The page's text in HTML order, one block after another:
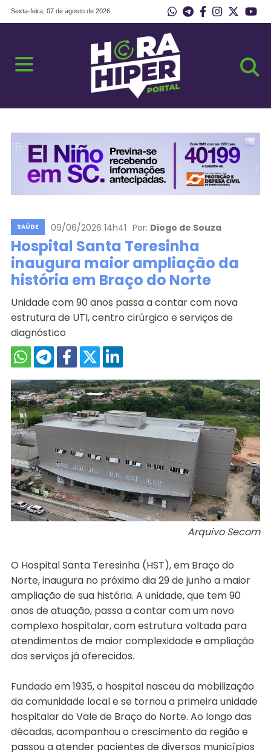
Sexta-feira, 07 de agosto de 2026
SAÚDE 09/06/2026 14h41 Por: Diogo de Souza
Hospital Santa Teresinha
inaugura maior ampliação da
história em Braço do Norte
Unidade com 90 anos passa a contar com nova
estrutura de UTI, centro cirúrgico e serviços de
diagnóstico
Arquivo Secom
O Hospital Santa Teresinha (HST), em Braço do
Norte, inaugura no próximo dia 29 de junho a maior
ampliação de sua história. A unidade, que tem 90
anos de atuação, passa a contar com um novo
complexo hospitalar, com estrutura voltada para
atendimentos de maior complexidade e ampliação
dos serviços já oferecidos.
Fundado em 1935, o hospital nasceu da mobilização
da comunidade local e se tornou a primeira unidade
hospitalar do Vale de Braço do Norte. Ao longo das
décadas, acompanhou o crescimento da região e
passou a atender pacientes de diversos municípios